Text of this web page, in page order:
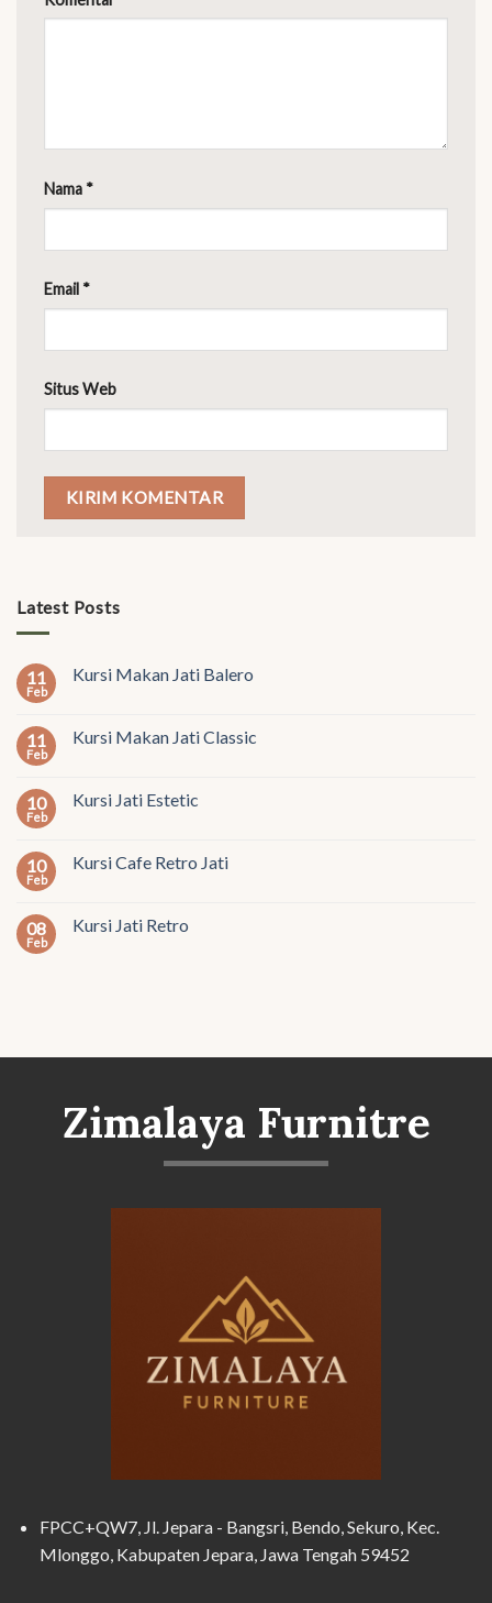
Nama *
Email *
Situs Web
Latest Posts
11
Feb
Kursi Makan Jati Balero
11
Feb
Kursi Makan Jati Classic
10
Feb
Kursi Jati Estetic
10
Feb
Kursi Cafe Retro Jati
08
Feb
Kursi Jati Retro
Zimalaya Furnitre
FPCC+QW7, Jl. Jepara - Bangsri, Bendo, Sekuro, Kec.
Mlonggo, Kabupaten Jepara, Jawa Tengah 59452